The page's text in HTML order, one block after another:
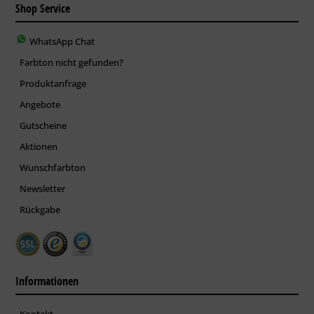
Shop Service
WhatsApp Chat
Farbton nicht gefunden?
Produktanfrage
Angebote
Gutscheine
Aktionen
Wunschfarbton
Newsletter
Rückgabe
Informationen